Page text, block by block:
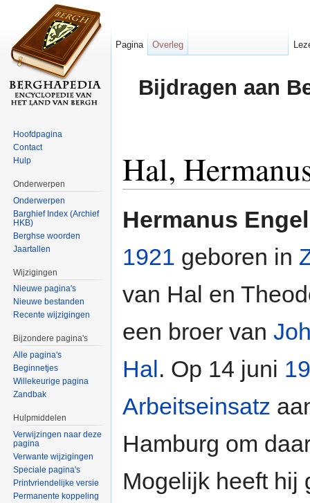
Bijdragen aan
Hal,
Hermanus
1921 geboren in
van Hal en
een broer van
Hal . Op 14 juni
Arbeitseinsatz
Hamburg om
Mogelijk heeft hij
Pagina Overleg
Hoofdpagina
Contact
Hulp
Onderwerpen
Onderwerpen
Barghief Index (Archief
HKB)
Berghse woorden
Jaartallen
Wijzigingen
Nieuwe pagina's
Nieuwe bestanden
Recente wijzigingen
Bijzondere pagina's
Alle pagina's
Beginnetjes
Willekeurige pagina
Zandbak
Hulpmiddelen
Verwijzingen naar deze
pagina
Verwante wijzigingen
Speciale pagina's
Printvriendelijke versie
Permanente koppeling